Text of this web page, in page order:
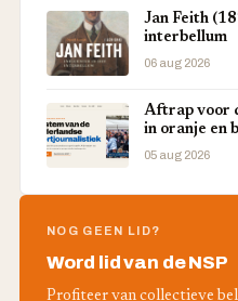
Jan Feith
interbellum
06 aug 2026
Aftrap voor
in oranje en
05 aug 2026
NOG GEEN LID?
Word lid van de NSP
Profiteer van collectieve